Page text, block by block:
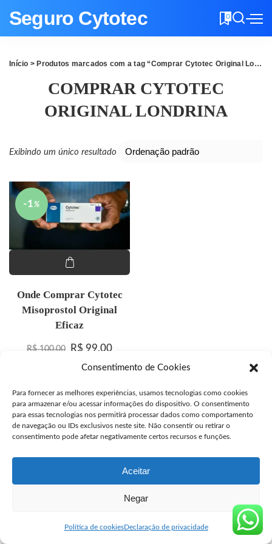
Consentimento de Cookies
Para fornecer as melhores experiências, usamos tecnologias como cookies
para armazenar e/ou acessar informações do dispositivo. O consentimento
para essas tecnologias nos permitirá processar dados como comportamento
de navegação ou IDs exclusivos neste site. Não consentir ou retirar o
consentimento pode afetar negativamente certos recursos e funções.
Aceitar
Negar
Política de cookiesDeclaração de privacidade
Seguro Cytotec 0
Início > Produtos marcados com a tag “Comprar Cytotec Original Londrina”
COMPRAR CYTOTEC
ORIGINAL LONDRINA
Exibindo um único resultado
-1 %
Onde Comprar Cytotec
Misoprostol Original
Eficaz
R$100,00 O preço original era: R$ 100,00.
R$ 99,00O preço atual é: R$ 99,00.
© Copyright segurocyto.com venda de Cytotec original